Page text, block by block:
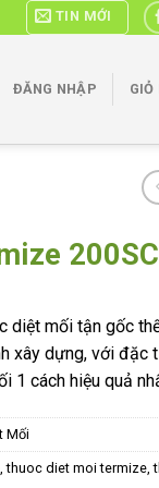
TIN MỚI
ĐĂNG NHẬP GIỎ
200SC
diệt mối tận gốc
xây dựng, với đặc
1 cách hiệu quả
Mối
,thuoc diet moi termize,